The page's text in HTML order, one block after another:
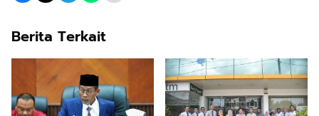
Berita Terkait